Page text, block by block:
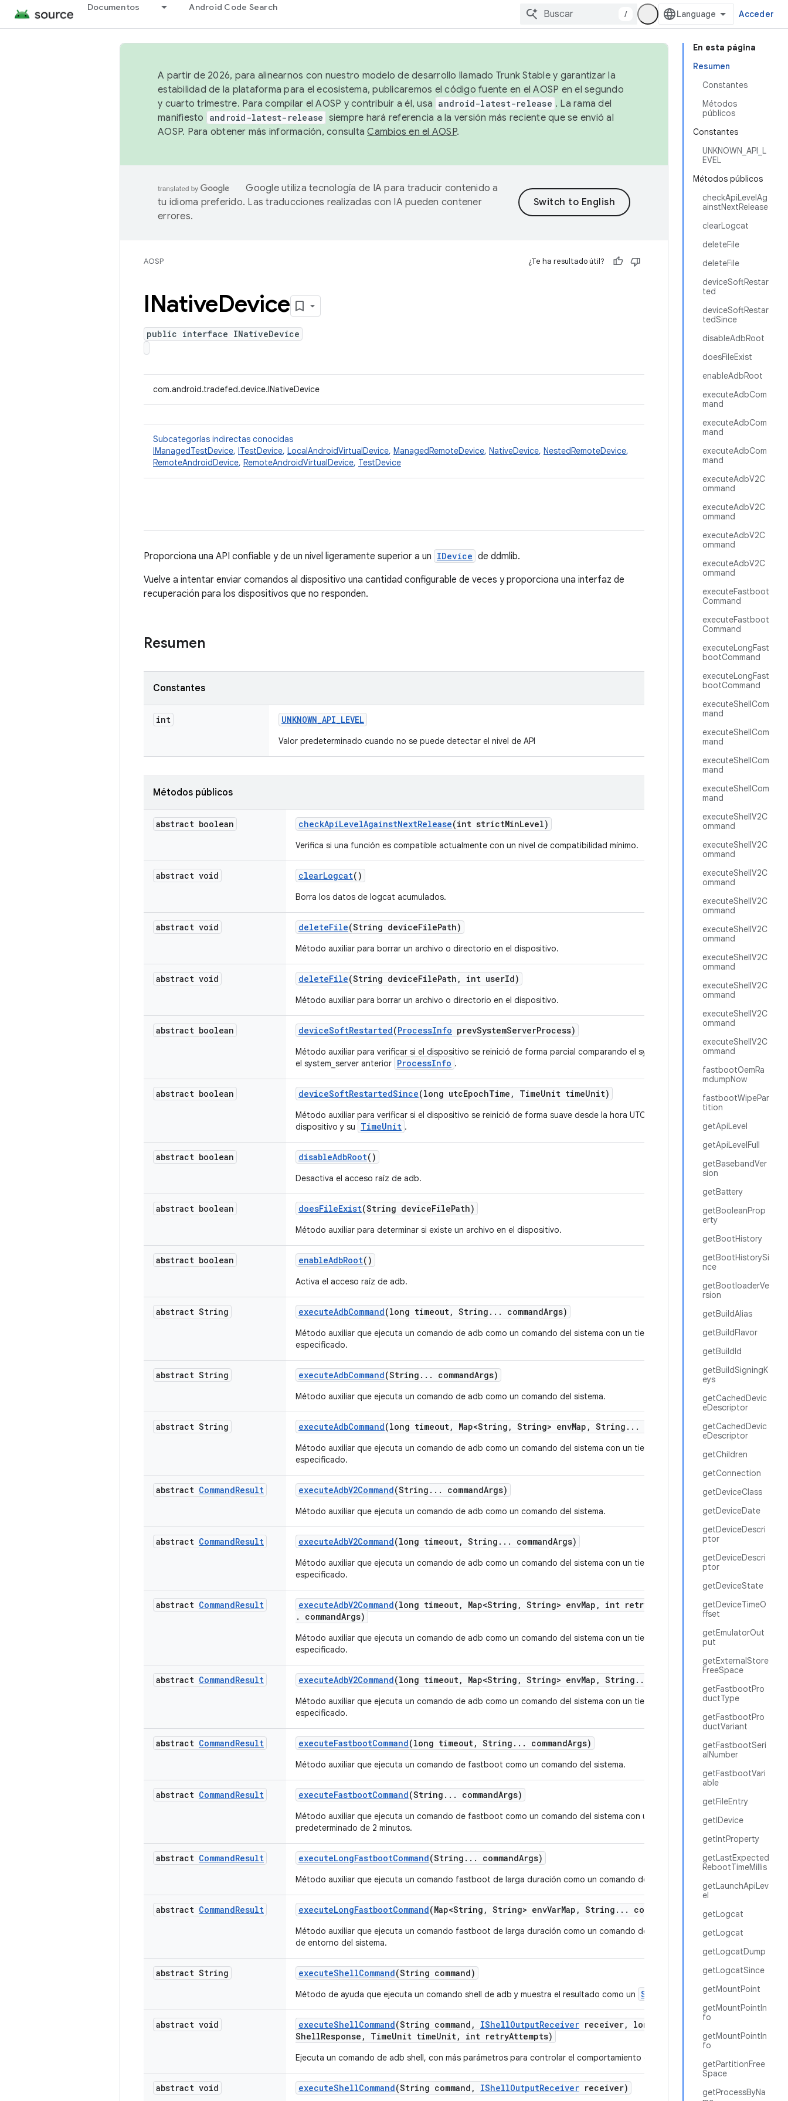
Documentos Android Code Search
/ Acceder
En esta página
Resumen
Constantes
Métodos
públicos
Constantes
UNKNOWN_API_L
EVEL
Métodos públicos
checkApiLevelAg
ainstNextRelease
clearLogcat
deleteFile
deleteFile
deviceSoftRestar
ted
deviceSoftRestar
tedSince
disableAdbRoot
doesFileExist
enableAdbRoot
executeAdbCom
mand
executeAdbCom
mand
executeAdbCom
mand
executeAdbV2C
ommand
executeAdbV2C
ommand
executeAdbV2C
ommand
executeAdbV2C
ommand
executeFastboot
Command
executeFastboot
Command
executeLongFast
bootCommand
executeLongFast
bootCommand
executeShellCom
mand
executeShellCom
mand
executeShellCom
mand
executeShellCom
mand
executeShellV2C
ommand
executeShellV2C
ommand
executeShellV2C
ommand
executeShellV2C
ommand
executeShellV2C
ommand
executeShellV2C
ommand
executeShellV2C
ommand
executeShellV2C
ommand
executeShellV2C
ommand
fastbootOemRa
mdumpNow
fastbootWipePar
tition
getApiLevel
getApiLevelFull
getBasebandVer
sion
getBattery
getBooleanProp
erty
getBootHistory
getBootHistorySi
nce
getBootloaderVe
rsion
getBuildAlias
getBuildFlavor
getBuildId
getBuildSigningK
eys
getCachedDevic
eDescriptor
getCachedDevic
eDescriptor
getChildren
getConnection
getDeviceClass
getDeviceDate
getDeviceDescri
ptor
getDeviceDescri
ptor
getDeviceState
getDeviceTimeO
ffset
getEmulatorOut
put
getExternalStore
FreeSpace
getFastbootPro
ductType
getFastbootPro
ductVariant
getFastbootSeri
alNumber
getFastbootVari
able
getFileEntry
getIDevice
getIntProperty
getLastExpected
RebootTimeMillis
getLaunchApiLev
el
getLogcat
getLogcat
getLogcatDump
getLogcatSince
getMountPoint
getMountPointIn
fo
getMountPointIn
fo
getPartitionFree
Space
getProcessByNa
A partir de 2026, para alinearnos con nuestro modelo de desarrollo llamado Trunk Stable y garantizar la
estabilidad de la plataforma para el ecosistema, publicaremos el código fuente en el AOSP en el segundo
y cuarto trimestre. Para compilar el AOSP y contribuir a él, usa android-latest-release . La rama del
manifiesto
android-latest-release siempre hará referencia a la versión más reciente que se envió al
AOSP. Para obtener más información, consultaCambios en el AOSP.
Google utiliza tecnología de IA para traducir contenido a
tu idioma preferido. Las traducciones realizadas con IA pueden contener
errores.
AOSP ¿Te ha resultado útil?
INativeDevice
public interface INativeDevice
com.android.tradefed.device.INativeDevice
Subcategorías indirectas conocidas
IManagedTestDevice, ITestDevice, LocalAndroidVirtualDevice, ManagedRemoteDevice, NativeDevice, NestedRemoteDevice,
RemoteAndroidDevice, RemoteAndroidVirtualDevice, TestDevice
Proporciona una API confiable y de un nivel ligeramente superior a un IDevice de ddmlib.
Vuelve a intentar enviar comandos al dispositivo una cantidad configurable de veces y proporciona una interfaz de
recuperación para los dispositivos que no responden.
Resumen
Constantes
int UNKNOWN_API_LEVEL
Valor predeterminado cuando no se puede detectar el nivel de API
Métodos públicos
abstract boolean checkApiLevelAgainstNextRelease(int strictMinLevel)
Verifica si una función es compatible actualmente con un nivel de compatibilidad mínimo.
abstract void clearLogcat()
Borra los datos de logcat acumulados.
abstract void deleteFile(String deviceFilePath)
Método auxiliar para borrar un archivo o directorio en el dispositivo.
abstract void deleteFile(String deviceFilePath , int userId)
Método auxiliar para borrar un archivo o directorio en el dispositivo.
abstract boolean deviceSoftRestarted(ProcessInfo prevSystemServerProcess)
Método auxiliar para verificar si el dispositivo se reinició de forma parcial comparando el system_server actual con
el system_server anterior ProcessInfo .
abstract boolean deviceSoftRestartedSince(long utcEpochTime , TimeUnit timeUnit)
Método auxiliar para verificar si el dispositivo se reinició de forma suave desde la hora UTC desde la época del
dispositivo y su
TimeUnit .
abstract boolean disableAdbRoot()
Desactiva el acceso raíz de adb.
abstract boolean doesFileExist(String deviceFilePath)
Método auxiliar para determinar si existe un archivo en el dispositivo.
abstract boolean enableAdbRoot()
Activa el acceso raíz de adb.
abstract String executeAdbCommand(long timeout, String . . . commandArgs)
Método auxiliar que ejecuta un comando de adb como un comando del sistema con un tiempo de espera
especificado.
abstract String executeAdbCommand(String . . . commandArgs)
Método auxiliar que ejecuta un comando de adb como un comando del sistema.
abstract String executeAdbCommand(long timeout, Map<String , String> envMap , String . . . Args)
Método auxiliar que ejecuta un comando de adb como un comando del sistema con un tiempo de espera
especificado.
abstract CommandResult executeAdbV2Command(String . . . commandArgs)
Método auxiliar que ejecuta un comando de adb como un comando del sistema.
abstract CommandResult executeAdbV2Command(long timeout, String . . . commandArgs)
Método auxiliar que ejecuta un comando de adb como un comando del sistema con un tiempo de espera
especificado.
abstract CommandResult executeAdbV2Command(long timeout, Map<String , String> envMap , int retry String..
.
commandArgs)
Método auxiliar que ejecuta un comando de adb como un comando del sistema con un tiempo de espera
especificado.
abstract CommandResult executeAdbV2Command(long timeout, Map<String , String> envMap , String . .
Método auxiliar que ejecuta un comando de adb como un comando del sistema con un tiempo de espera
especificado.
abstract CommandResult executeFastbootCommand(long timeout, String . . . commandArgs)
Método auxiliar que ejecuta un comando de fastboot como un comando del sistema.
abstract CommandResult executeFastbootCommand(String . . . commandArgs)
Método auxiliar que ejecuta un comando de fastboot como un comando del sistema con un tiempo de espera
predeterminado de 2 minutos.
abstract CommandResult executeLongFastbootCommand(String . . . commandArgs)
Método auxiliar que ejecuta un comando fastboot de larga duración como un comando del sistema.
abstract CommandResult executeLongFastbootCommand(Map<String , String> envVarMap , String . . . command
Método auxiliar que ejecuta un comando fastboot de larga duración como un comando del sistema con variables
de entorno del sistema.
abstract String executeShellCommand(String command)
Método de ayuda que ejecuta un comando shell de adb y muestra el resultado como un String
abstract void executeShellCommand(String command , IShellOutputReceiver receiver, long max
ShellResponse , TimeUnit timeUnit, int retryAttempts)
Ejecuta un comando de adb shell, con más parámetros para controlar el comportamiento del comando.
abstract void executeShellCommand(String command , IShellOutputReceiver receiver)